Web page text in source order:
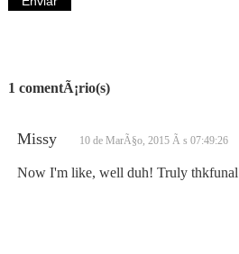
1 comentÃ¡rio(s)
Missy 10 de MarÃ§o, 2015 Ã s 07:49:26
Now I'm like, well duh! Truly